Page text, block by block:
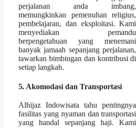
perjalanan anda imbang,
memungkinkan pemenuhan religius,
pembelajaran, dan eksploitasi. Kami
menyediakan pemandu
berpengetahuan yang menemani
banyak jamaah sepanjang perjalanan,
tawarkan bimbingan dan kontribusi di
setiap langkah.
5. Akomodasi dan Transportasi
Alhijaz Indowisata tahu pentingnya
fasilitas yang nyaman dan transportasi
yang handal sepanjang haji. Kami